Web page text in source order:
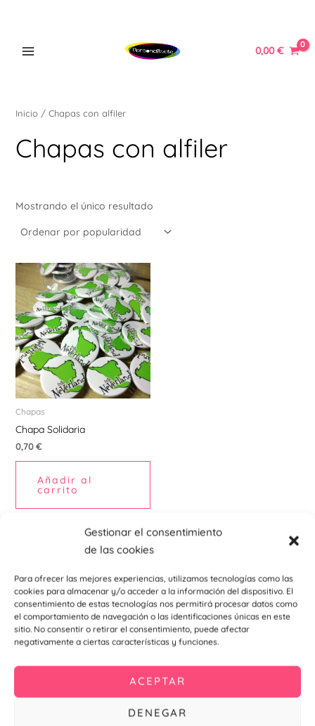
Gestionar el consentimiento
de las cookies
Para ofrecer las mejores experiencias, utilizamos tecnologías como las
cookies para almacenar y/o acceder a la información del dispositivo. El
consentimiento de estas tecnologías nos permitirá procesar datos como
el comportamiento de navegación o las identificaciones únicas en este
sitio. No consentir o retirar el consentimiento, puede afectar
negativamente a ciertas características y funciones.
ACEPTAR
DENEGAR
0,00€
Inicio/ Chapas con alfiler
Chapas con alfiler
Mostrando el único resultado
Chapas
Chapa Solidaria
0,70€
Añadir al
carrito